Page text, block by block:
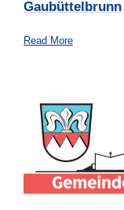
Gaubüttelbrunn
Read More